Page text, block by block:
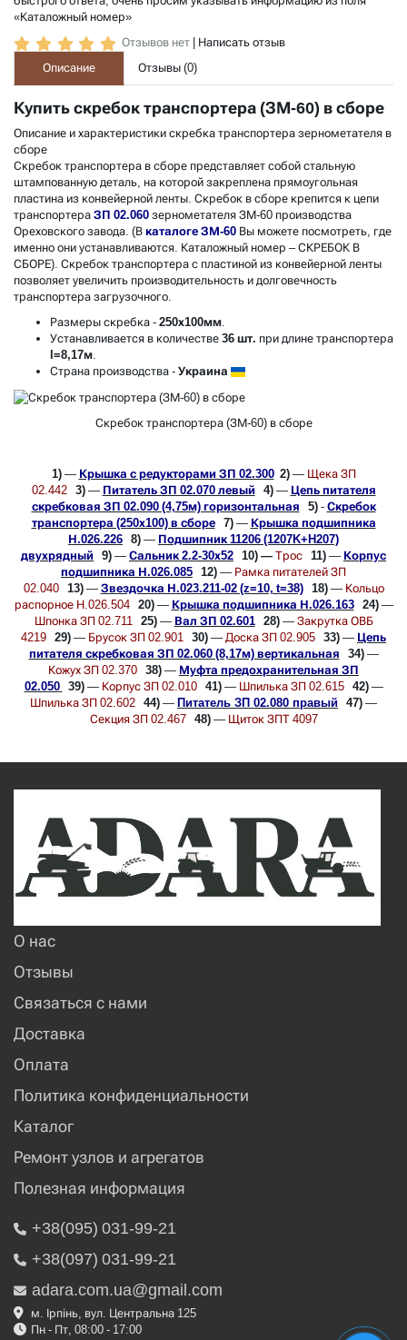
«Каталожный номер»
Отзывов нет
Написать отзыв
Описание
Отзывы (0)
Купить скребок транспортера (ЗМ-60) в сборе
Описание и характеристики скребка транспортера зернометателя в
сборе
Скребок транспортера в сборе представляет собой стальную
штампованную деталь, на которой закреплена прямоугольная
пластина из конвейерной ленты. Скребок в сборе крепится к цепи
транспортера ЗП 02.060 зернометателя ЗМ-60 производства
Ореховского завода. (В каталоге ЗМ-60 Вы можете посмотреть, где
именно они устанавливаются. Каталожный номер – СКРЕБОК В
СБОРЕ). Скребок транспортера с пластиной из конвейерной ленты
позволяет увеличить производительность и долговечность
транспортера загрузочного.
Размеры скребка - 250х100мм.
Устанавливается в количестве 36 шт. при длине транспортера
l=8,17м.
Страна производства - Украина
Скребок транспортера (ЗМ-60) в сборе
1) — Крышка с редукторами ЗП 02.300 2)— Щека ЗП
02.442
3)— Питатель ЗП 02.070 левый 4)— Цепь питателя
скребковая ЗП 02.090 (4,75м) горизонтальная
5)- Скребок
транспортера (250х100) в сборе
7)— Крышка подшипника
Н.026.226 8) — Подшипник 11206 (1207K+H207)
двухрядный 9) — Сальник 2.2-30х52 10) — Трос 11) — Корпус
подшипника Н.026.085 12) — Рамка питателей ЗП
02.040
13)— Звездочка Н.023.211-02 (z=10, t=38) 18)— Кольцо
распорное Н.026.504 20)— Крышка подшипника Н.026.163 24)—
Шпонка ЗП 02.711
25)— Вал ЗП 02.601 28)— Закрутка ОВБ
4219 29) — Брусок ЗП 02.901 30) — Доска ЗП 02.905 33) — Цепь
питателя скребковая ЗП 02.060 (8,17м) вертикальная
34)—
Кожух ЗП 02.370 38) — Муфта предохранительная ЗП
02.050
39)— Корпус ЗП 02.010 41)— Шпилька ЗП 02.615 42)—
Шпилька ЗП 02.602 44) — Питатель ЗП 02.080 правый 47) —
Секция ЗП 02.467
48)— Щиток ЗПТ 4097
О нас
Отзывы
Связаться с нами
Доставка
Оплата
Политика конфиденциальности
Каталог
Ремонт узлов и агрегатов
Полезная информация
+38(095) 031-99-21
+38(097) 031-99-21
adara.com.ua@gmail.com
м. Ірпінь, вул. Центральна 125
Пн - Пт, 08:00 - 17:00